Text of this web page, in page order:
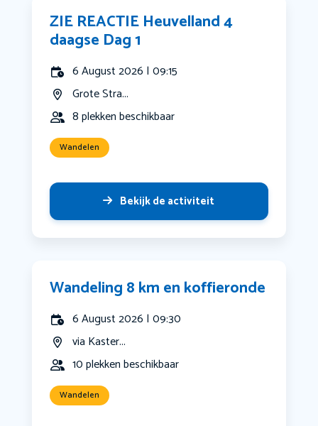
ZIE REACTIE Heuvelland 4
daagse Dag 1
6 August 2026 | 09:15
Grote Stra...
8 plekken beschikbaar
Wandelen
Bekijk de activiteit
Wandeling 8 km en koffieronde
6 August 2026 | 09:30
via Kaster...
10 plekken beschikbaar
Wandelen